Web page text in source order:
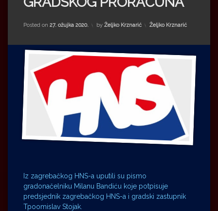
Impressum
Milenko Strižak
Drugi autori
Drugi autori
Matea Andrić
Ljiljana Lekanić-Kljaić
Željko Krznarić
Mario Lovreković
Miroslav Šantek
Posted on 27. ožujka 2020. by Željko Krznarić Kategorije:
Željko Krznarić
Iz zagrebačkog HNS-a uputili su pismo
gradonačelniku Milanu Bandiću koje potpisuje
predsjednik zagrebačkog HNS-a i gradski zastupnik
Tpoomislav Stojak.